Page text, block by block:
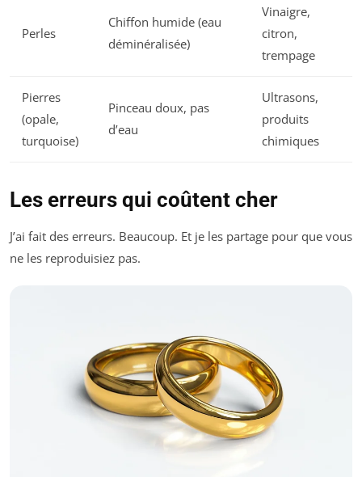
Perles
Chiffon humide (eau
déminéralisée)
Vinaigre,
citron,
trempage
Pierres
(opale,
turquoise)
Pinceau doux, pas
d’eau
Ultrasons,
produits
chimiques
Les erreurs qui coûtent cher
J’ai fait des erreurs. Beaucoup. Et je les partage pour que vous
ne les reproduisiez pas.